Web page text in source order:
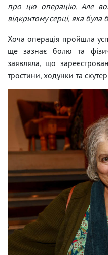
про цю операцію. Але
відкритому серці, яка
Хоча операція пройшла
ще зазнає болю та
заявляла, що
тростини, ходунки та